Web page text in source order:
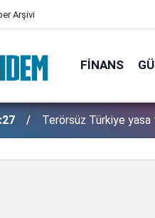
Arşivi
FINANS
Yaz Bilim Okulu